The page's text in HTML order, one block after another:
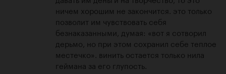
ничем хорошим не закончится. это только
позволит им чувствовать себя
безнаказанными, думая: «вот я сотворил
дерьмо, но при этом сохранил себе теплое
местечко». винить остается только нила
геймана за его глупость.